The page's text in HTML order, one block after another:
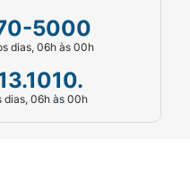
5000
dias, 06h às 00h
dias, 06h às 00h